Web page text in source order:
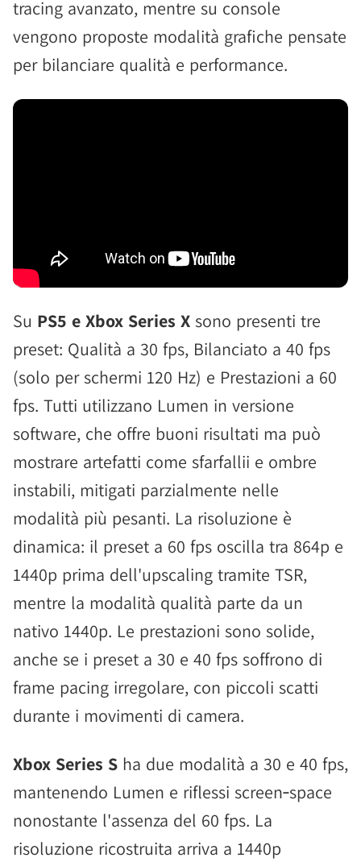
tracing avanzato, mentre su console
vengono proposte modalità grafiche pensate
per bilanciare qualità e performance.
Su PS5 e Xbox Series X sono presenti tre
preset: Qualità a 30 fps, Bilanciato a 40 fps
(solo per schermi 120 Hz) e Prestazioni a 60
fps. Tutti utilizzano Lumen in versione
software, che offre buoni risultati ma può
mostrare artefatti come sfarfallii e ombre
instabili, mitigati parzialmente nelle
modalità più pesanti. La risoluzione è
dinamica: il preset a 60 fps oscilla tra 864p e
1440p prima dell'upscaling tramite TSR,
mentre la modalità qualità parte da un
nativo 1440p. Le prestazioni sono solide,
anche se i preset a 30 e 40 fps soffrono di
frame pacing irregolare, con piccoli scatti
durante i movimenti di camera.
Xbox Series S ha due modalità a 30 e 40 fps,
mantenendo Lumen e riflessi screen‑space
nonostante l'assenza del 60 fps. La
risoluzione ricostruita arriva a 1440p